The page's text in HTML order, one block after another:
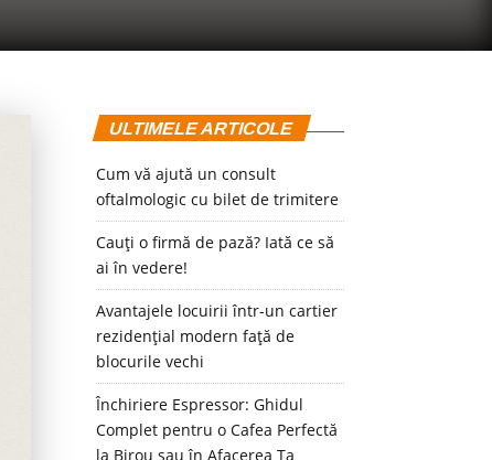
ULTIMELE ARTICOLE
Cum vă ajută un consult
oftalmologic cu bilet de trimitere
Cauți o firmă de pază? Iată ce să
ai în vedere!
Avantajele locuirii într-un cartier
rezidențial modern față de
blocurile vechi
Închiriere Espressor: Ghidul
Complet pentru o Cafea Perfectă
la Birou sau în Afacerea Ta